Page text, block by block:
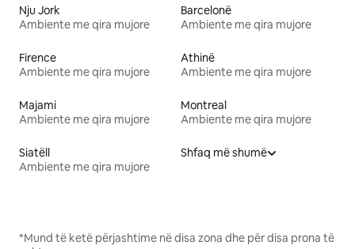
Nju Jork
Ambiente me qira mujore
Barcelonë
Ambiente me qira mujore
Firence
Ambiente me qira mujore
Athinë
Ambiente me qira mujore
Majami
Ambiente me qira mujore
Montreal
Ambiente me qira mujore
Siatëll
Ambiente me qira mujore
Shfaq më shumë
*Mund të ketë përjashtime në disa zona dhe për disa prona të